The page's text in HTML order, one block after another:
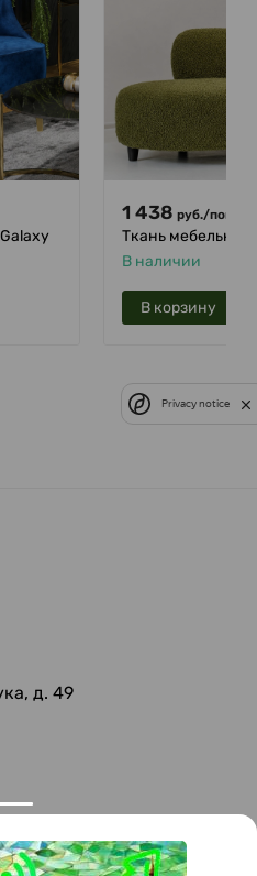
1 438 руб./пог.м
Ткань мебельная
В наличии
В корзину
д. 49
для качественной
Privacy notice